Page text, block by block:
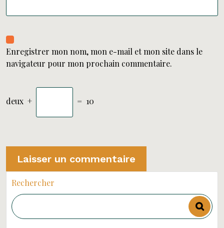
Enregistrer mon nom, mon e-mail et mon site dans le
navigateur pour mon prochain commentaire.
deux + = 10
Rechercher